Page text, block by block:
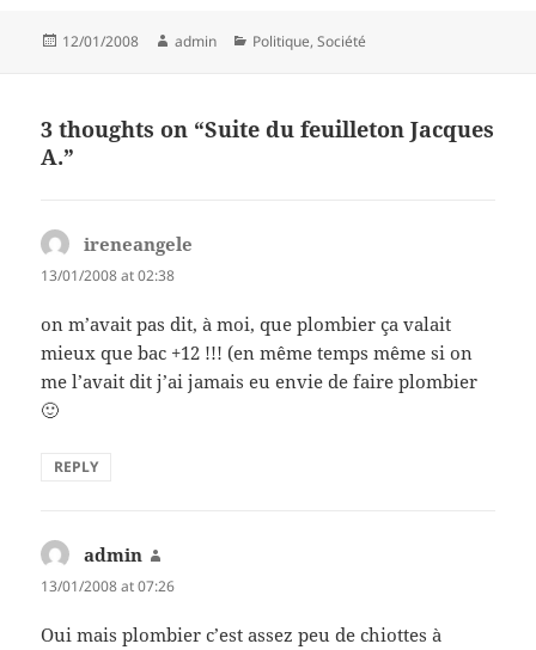
Posted
12/01/2008 Author
admin Categories
Politique,Société
3 thoughts on “Suite du feuilleton Jacques
A.”
ireneangele
13/01/2008 at 02:38
on m’avait pas dit, à moi, que plombier ça valait
mieux que bac +12 !!! (en même temps même si on
me l’avait dit j’ai jamais eu envie de faire plombier
🙂
REPLY
admin
13/01/2008 at 07:26
Oui mais plombier c’est assez peu de chiottes à